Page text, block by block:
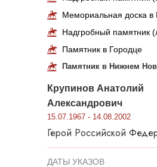
Мемориальная доска в
Надгробный памятник
Памятник в Городце
Памятник в Нижнем
Крупинов Анатолий
Александрович
15.07.1967 - 14.08.2002
Герой Российской
ДАТЫ УКАЗОВ